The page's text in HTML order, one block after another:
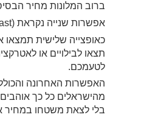
ברוב המלונות מחיר
אפשרות שנייה נקראת B&B (bed & breakfast) בה המלון מציע לינה וארוחת בוקר.
תצאו לבילויים או
לטעמכם.
מהישראלים כל כך
בלי לצאת משטחו במחיר